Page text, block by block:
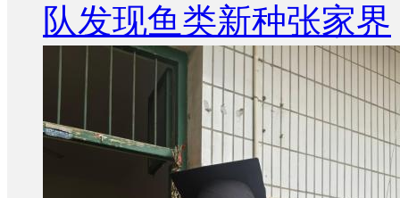
队发现鱼类新种张家界